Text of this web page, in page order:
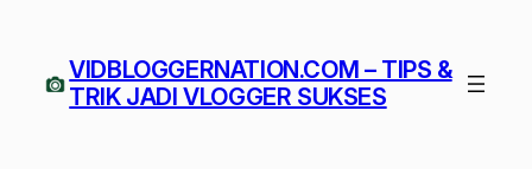
konten VIDBLOGGERNATION.COM – TIPS &
TRIK JADI VLOGGER SUKSES